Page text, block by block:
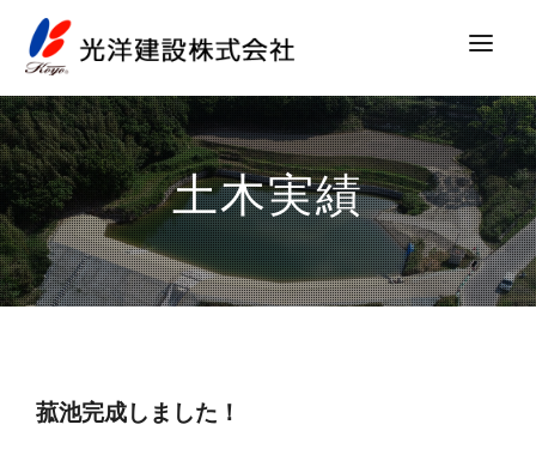
お知らせ
事業内容
SDGs
DX
採用情報
お問い合わせ
土木実績
菰池完成しました！